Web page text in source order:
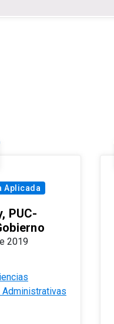
Aplicada
PUC-
2019
Administrativas